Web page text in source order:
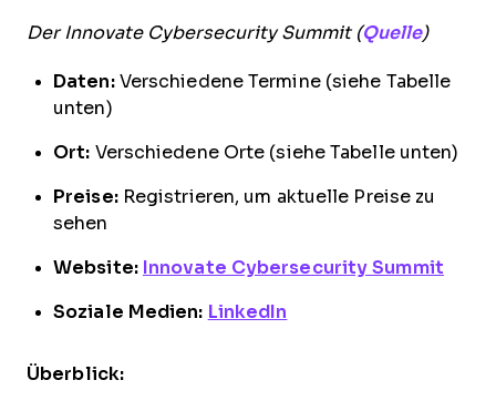
Der Innovate Cybersecurity Summit (Quelle)
Daten:Verschiedene Termine (siehe Tabelle
unten)
Ort: Verschiedene Orte (siehe Tabelle unten)
Preise: Registrieren, um aktuelle Preise zu
sehen
Website: Innovate Cybersecurity Summit
Soziale Medien: LinkedIn
Überblick: